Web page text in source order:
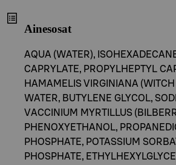
Ainesosat
AQUA (WATER),
CAPRYLATE, PROPYLHEPTYL
HAMAMELIS VIRGINIANA
WATER, BUTYLENE GLYCOL,
VACCINIUM MYRTILLUS
PHENOXYETHANOL,
PHOSPHATE, POTASSIUM
PHOSPHATE,